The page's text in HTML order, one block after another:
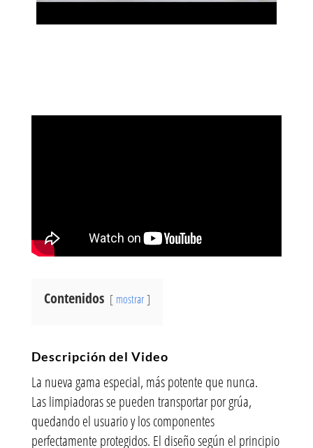
Contenidos mostrar
Descripción del Video
La nueva gama especial, más potente que nunca.
Las limpiadoras se pueden transportar por grúa,
quedando el usuario y los componentes
perfectamente protegidos. El diseño según el principio